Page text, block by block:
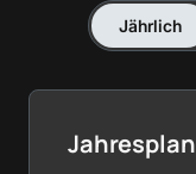
Jährlich
Jahresplan